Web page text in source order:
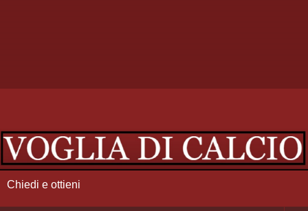
Chiedi e ottieni